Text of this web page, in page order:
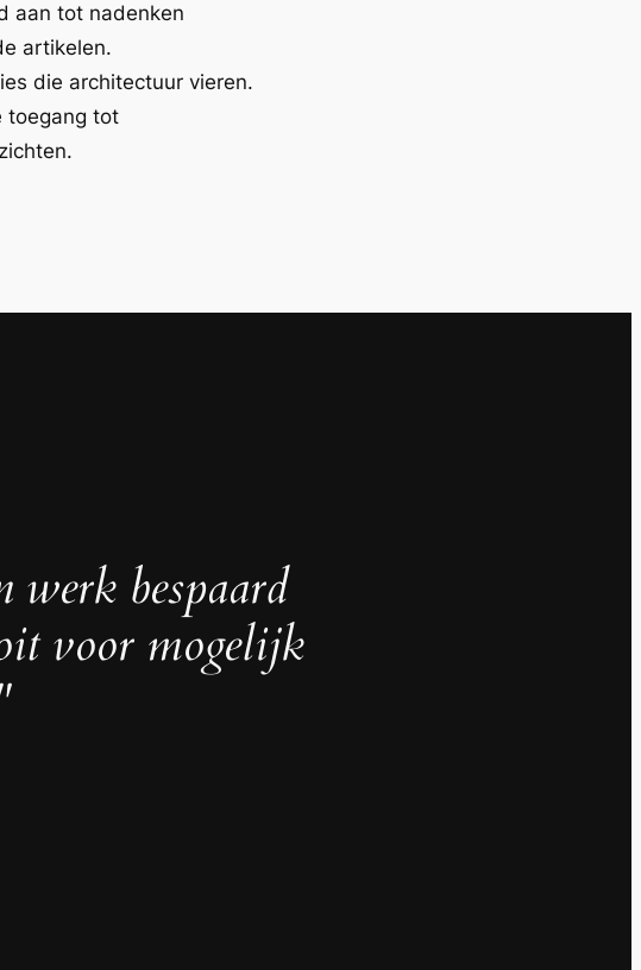
aan tot nadenken
artikelen.
die architectuur vieren.
toegang tot
werk bespaard
voor mogelijk